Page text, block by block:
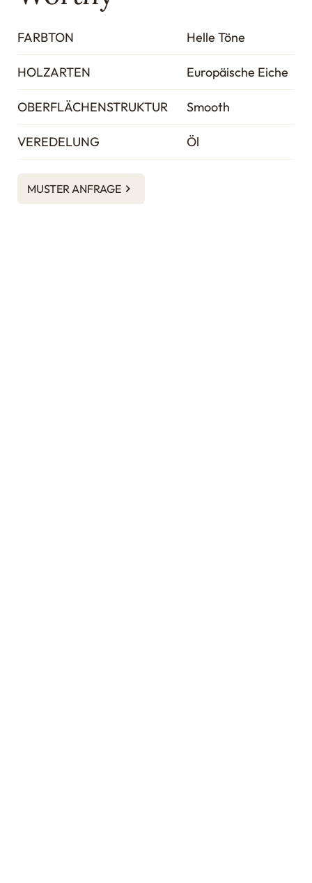
FARBTON Helle Töne
HOLZARTEN Europäische Eiche
OBERFLÄCHENSTRUKTUR Smooth
VEREDELUNG Öl
MUSTER ANFRAGE